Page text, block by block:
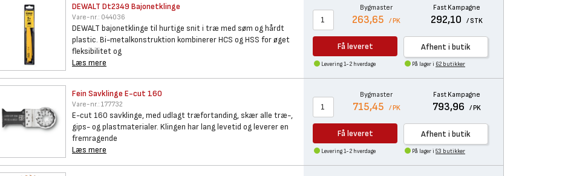
DEWALT Dt2349 Bajonetklinge
Vare-nr.: 044036
DEWALT bajonetklinge til hurtige snit i træ med søm og hårdt
plastic. Bi-metalkonstruktion kombinerer HCS og HSS for øget
fleksibilitet og
Læs mere
Bygmaster
263,65 / PK
Fast Kampagne
292,10 / STK
Få leveret Afhent i butik
Levering 1-2 hverdage På lager i 62 butikker
Fein Savklinge E-cut 160
Vare-nr.: 177732
E-cut 160 savklinge, med udlagt træfortanding, skær alle træ-,
gips- og plastmaterialer. Klingen har lang levetid og leverer en
fremragende
Læs mere
Bygmaster
715,45 / PK
Fast Kampagne
793,96 / PK
Få leveret Afhent i butik
Levering 1-2 hverdage På lager i 53 butikker